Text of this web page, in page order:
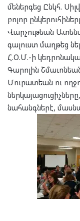
մեներգեց Ընկհ.
բոլոր
Վարչութեան
գալուստ մաղթեց
Հ.Օ.Մ.-ի
Գարոլին
Մուրատեան ու
նահանգներէ,